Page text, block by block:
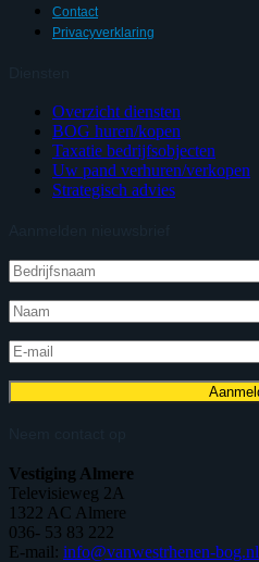
Contact
Privacyverklaring
Overzicht diensten
BOG huren/kopen
Taxatie bedrijfsobjecten
Uw pand verhuren/verkopen
Strategisch advies
Vestiging Almere
Televisieweg 2A
1322 AC Almere
036- 53 83 222
E-mail: info@vanwestrhenen-bog.nl